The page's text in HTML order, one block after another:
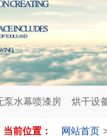
泵水幕喷漆房 烘干设
当前位置： 网站首页